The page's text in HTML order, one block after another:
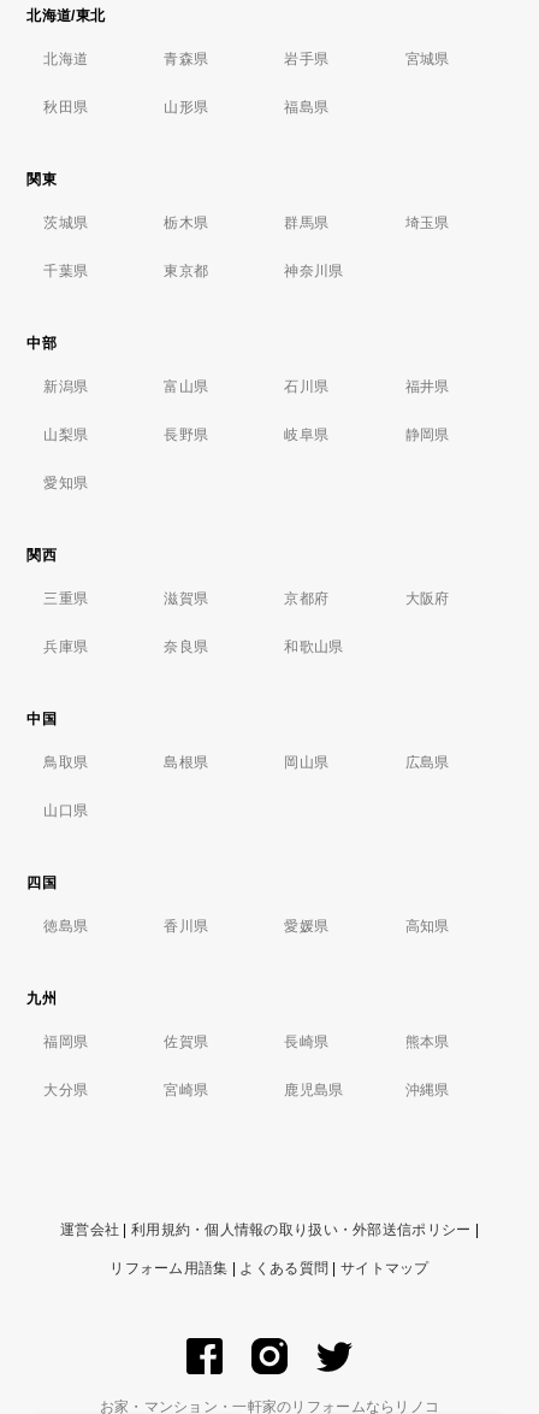
北海道/東北
北海道 青森県 岩手県 宮城県
秋田県 山形県 福島県
関東
茨城県 栃木県 群馬県 埼玉県
千葉県 東京都 神奈川県
中部
新潟県 富山県 石川県 福井県
山梨県 長野県 岐阜県 静岡県
愛知県
関西
三重県 滋賀県 京都府 大阪府
兵庫県 奈良県 和歌山県
中国
鳥取県 島根県 岡山県 広島県
山口県
四国
徳島県 香川県 愛媛県 高知県
九州
福岡県 佐賀県 長崎県 熊本県
大分県 宮崎県 鹿児島県 沖縄県
運営会社 利用規約・個人情報の取り扱い・外部送信ポリシー
リフォーム用語集 よくある質問 サイトマップ
お家・マンション・一軒家のリフォームならリノコ